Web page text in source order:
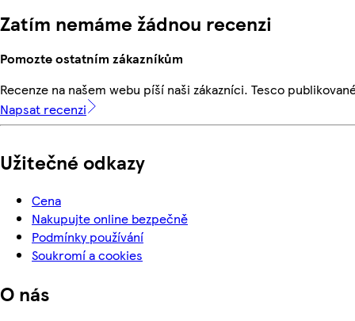
Zatím nemáme žádnou recenzi
Pomozte ostatním zákazníkům
Recenze na našem webu píší naši zákazníci. Tesco
Napsat recenzi
Užitečné odkazy
Cena
Nakupujte online bezpečně
Podmínky používání
Soukromí a cookies
O nás